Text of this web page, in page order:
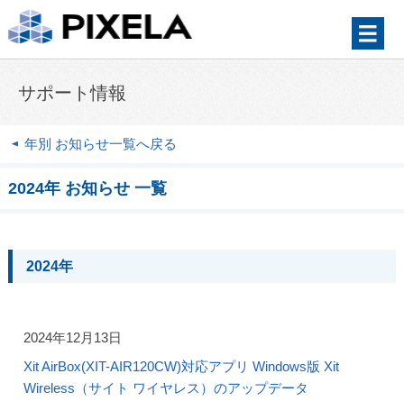
サポート情報
年別 お知らせ一覧へ戻る
2024年 お知らせ 一覧
2024年
2024年12月13日
Xit AirBox(XIT-AIR120CW)対応アプリ Windows版 Xit
Wireless（サイト ワイヤレス）のアップデータ